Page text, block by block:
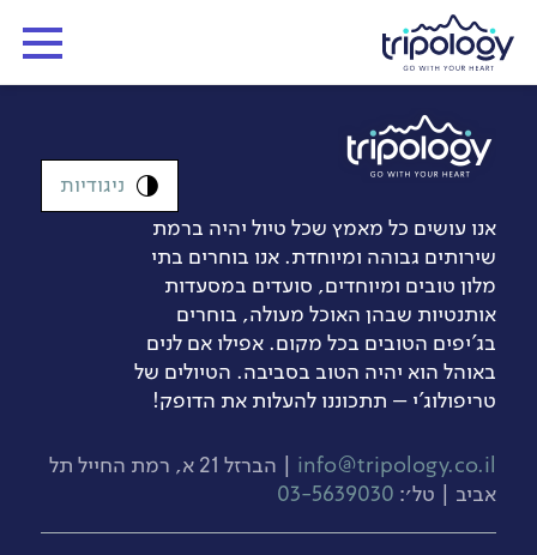
אנו עושים כל מאמץ שכל טיול יהיה ברמת
שירותים גבוהה ומיוחדת. אנו בוחרים בתי
מלון טובים ומיוחדים, סועדים במסעדות
אותנטיות שבהן האוכל מעולה, בוחרים
בג’יפים הטובים בכל מקום. אפילו אם לנים
באוהל הוא יהיה הטוב בסביבה. הטיולים של
טריפולוג'י – תתכוננו להעלות את הדופק!
info@tripology.co.il
| הברזל 21 א, רמת החייל תל
אביב | טל׳: 03-5639030
ניגודיות